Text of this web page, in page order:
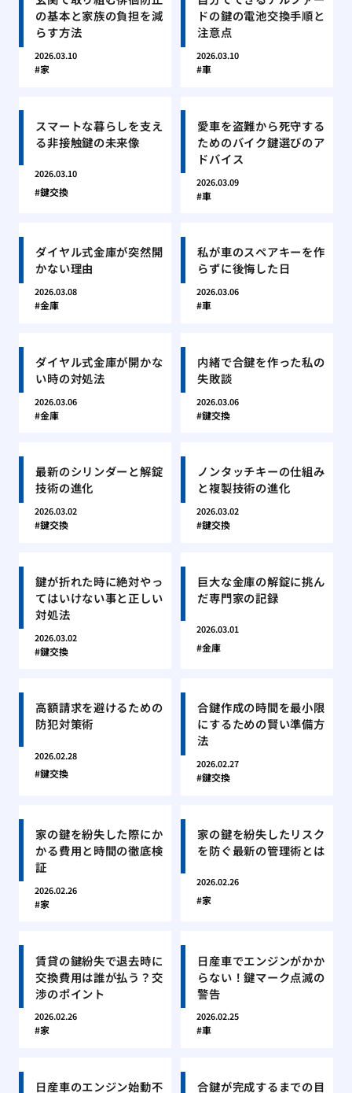
の基本と家族の負担を減
らす方法
2026.03.10
家
ドの鍵の電池交換手順と
注意点
2026.03.10
車
スマートな暮らしを支え
る非接触鍵の未来像
2026.03.10
鍵交換
愛車を盗難から死守する
ためのバイク鍵選びのア
ドバイス
2026.03.09
車
ダイヤル式金庫が突然開
かない理由
2026.03.08
金庫
私が車のスペアキーを作
らずに後悔した日
2026.03.06
車
ダイヤル式金庫が開かな
い時の対処法
2026.03.06
金庫
内緒で合鍵を作った私の
失敗談
2026.03.06
鍵交換
最新のシリンダーと解錠
技術の進化
2026.03.02
鍵交換
ノンタッチキーの仕組み
と複製技術の進化
2026.03.02
鍵交換
鍵が折れた時に絶対やっ
てはいけない事と正しい
対処法
2026.03.02
鍵交換
巨大な金庫の解錠に挑ん
だ専門家の記録
2026.03.01
金庫
高額請求を避けるための
防犯対策術
2026.02.28
鍵交換
合鍵作成の時間を最小限
にするための賢い準備方
法
2026.02.27
鍵交換
家の鍵を紛失した際にか
かる費用と時間の徹底検
証
2026.02.26
家
家の鍵を紛失したリスク
を防ぐ最新の管理術とは
2026.02.26
家
賃貸の鍵紛失で退去時に
交換費用は誰が払う？交
渉のポイント
2026.02.26
家
日産車でエンジンがかか
らない！鍵マーク点滅の
警告
2026.02.25
車
日産車のエンジン始動不
合鍵が完成するまでの目